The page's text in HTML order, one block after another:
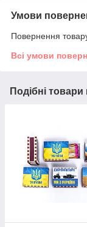
Умови
Повернення
Всі умови
Подібні товари